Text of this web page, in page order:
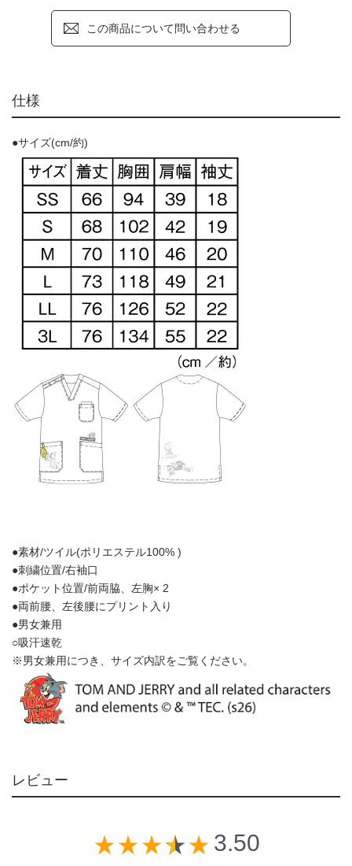
この商品について問い合わせる
仕様
●サイズ(cm/約)
●素材/ツイル(ポリエステル100% )
●刺繍位置/右袖口
●ポケット位置/前両脇、左胸× 2
●両前腰、左後腰にプリント入り
●男女兼用
○吸汗速乾
※男女兼用につき、サイズ内訳をご覧ください。
レビュー
star_rate star_rate star_ratestar_rate star_rate 3.50